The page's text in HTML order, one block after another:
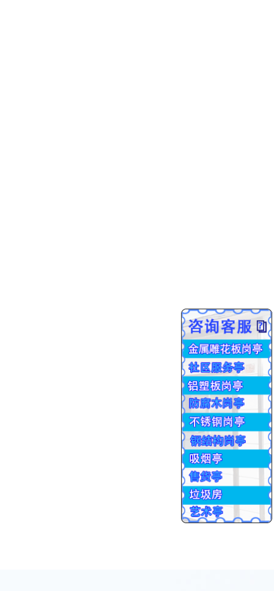
交货售后